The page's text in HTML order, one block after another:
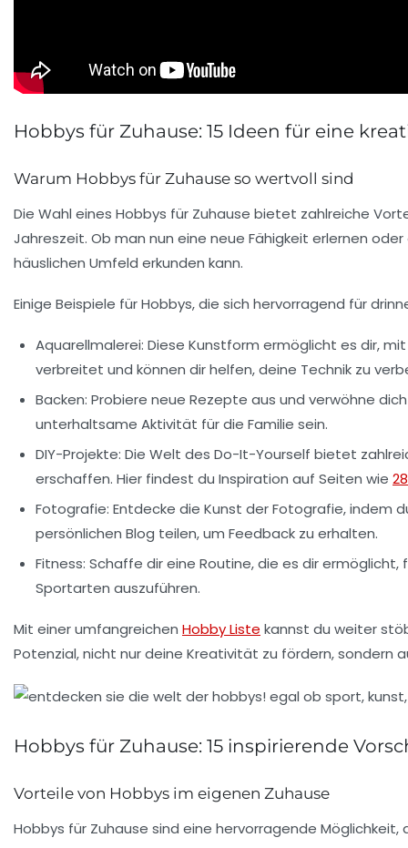
Hobbys für Zuhause: 15 Ideen für eine
Warum Hobbys für Zuhause so wertvoll sind
Die Wahl eines Hobbys für Zuhause bietet zahlreiche
Jahreszeit. Ob man nun eine neue Fähigkeit erlernen
häuslichen Umfeld erkunden kann.
Einige Beispiele für Hobbys, die sich hervorragend für
Aquarellmalerei: Diese Kunstform ermöglicht es dir,
verbreitet und können dir helfen, deine Technik zu
Backen: Probiere neue Rezepte aus und verwöhne
unterhaltsame Aktivität für die Familie sein.
DIY-Projekte: Die Welt des Do-It-Yourself bietet
erschaffen. Hier findest du Inspiration auf Seiten wie
Fotografie: Entdecke die Kunst der Fotografie, indem
persönlichen Blog teilen, um Feedback zu erhalten.
Fitness: Schaffe dir eine Routine, die es dir
Sportarten auszuführen.
Mit einer umfangreichen Hobby Liste kannst du weiter
Potenzial, nicht nur deine Kreativität zu fördern, sondern
Hobbys für Zuhause: 15 inspirierende
Vorteile von Hobbys im eigenen Zuhause
Hobbys für Zuhause sind eine hervorragende